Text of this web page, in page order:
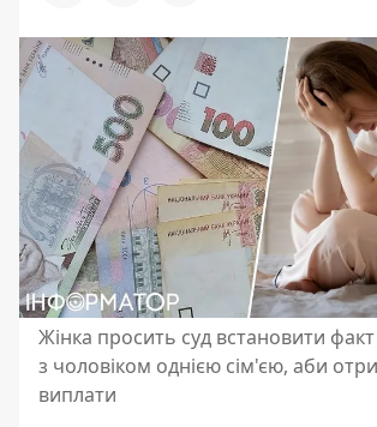
Жінка просить суд встановити
з чоловіком однією сім'єю, аби
виплати